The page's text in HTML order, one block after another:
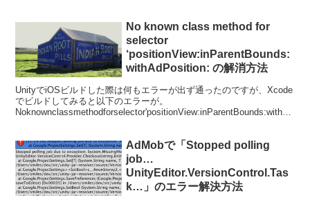
No known class method for
selector
‘positionView:inParentBounds:
withAdPosition: の解消方法
UnityでiOSビルドした際は何もエラーが出ず通ったのですが、Xcode
でビルドしてみると以下のエラーが。
Noknownclassmethodforselector'positionView:inParentBounds:withAd
AdMobで「Stopped polling
job…
UnityEditor.VersionControl.Tas
k…」のエラー解決方法